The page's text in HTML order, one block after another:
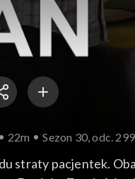
22m Sezon 30, odc.
straty pacjentek.